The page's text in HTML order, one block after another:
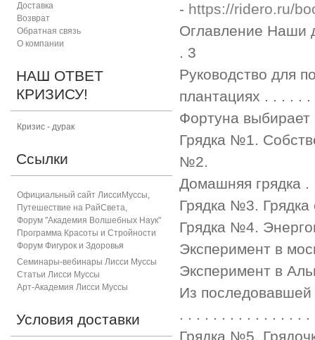
- https://ridero.ru/
Оглавление Наши
. 3
Руководство для
плантациях . . . . .
Фортуна
Грядка №1.
№2.
Домашняя грядка
Грядка №3. Грядка
Грядка №4.
Эксперимент в
Эксперимент в
Из последовавшей
. . . . . . . . . . . . . . .
Грядка №5.
Доставка
Возврат
Обратная связь
О компании
НАШ ОТВЕТ
КРИЗИСУ!
Кризис - дурак
Ссылки
Официальный сайт ЛиссиМуссы,
Путешествие на РайСвета,
Форум "Академия Волшебных Наук"
Программа Красоты и Стройности
Форум Фигурок и Здоровья
Семинары-вебинары Лисси Муссы
Статьи Лисси Муссы
Арт-Академия Лисси Муссы
Условия доставки